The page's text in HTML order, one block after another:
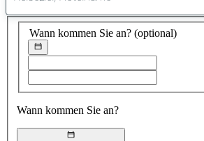
hotels
Vorschlag
Wann kommen Sie an? (optional)
Wählen
Sie
den
Wann kommen Sie an?